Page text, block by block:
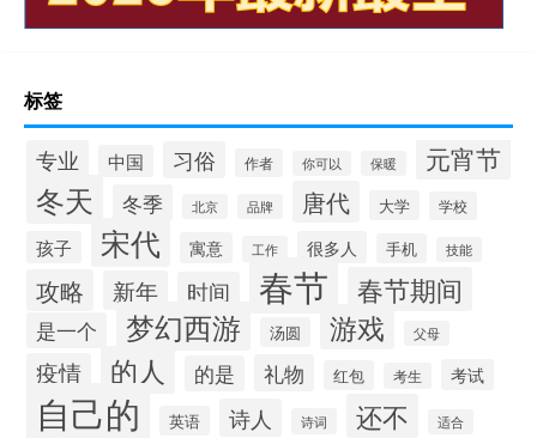
标签
专业 中国 习俗 作者 你可以 保暖 元宵节
冬天 冬季 北京 品牌 唐代 大学 学校
孩子 宋代 寓意 工作 很多人 手机 技能
攻略 新年 时间 春节 春节期间
是一个 梦幻西游 汤圆 游戏 父母
疫情 的人 的是 礼物 红包 考生 考试
自己的 英语 诗人 诗词 还不 适合